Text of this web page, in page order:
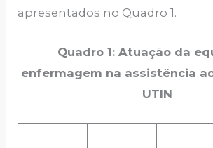
apresentados no Quadro 1.
Quadro 1: Atuação da
enfermagem na assistência
UTIN